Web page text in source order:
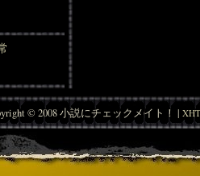
© 2008 小説にチェックメイト！ |